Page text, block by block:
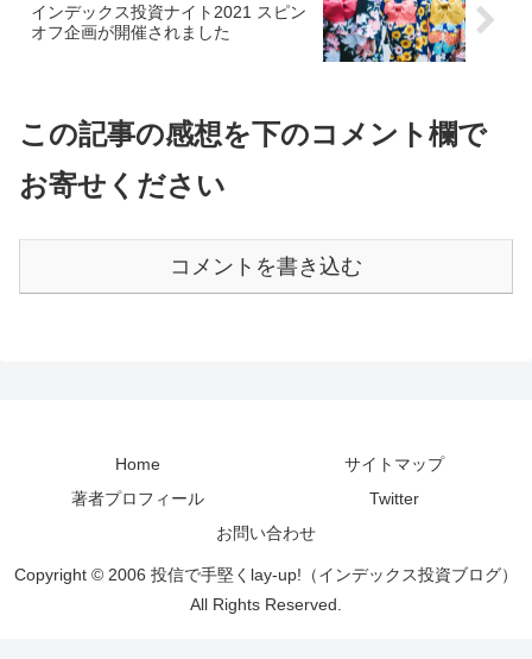
インデックス投資ナイト2021 スピン
オフ企画が開催されました
この記事の感想を下のコメント欄で
お寄せください
コメントを書き込む
Home
サイトマップ
著者プロフィール
Twitter
お問い合わせ
Copyright © 2006 投信で手堅くlay-up!（インデックス投資ブログ）
All Rights Reserved.